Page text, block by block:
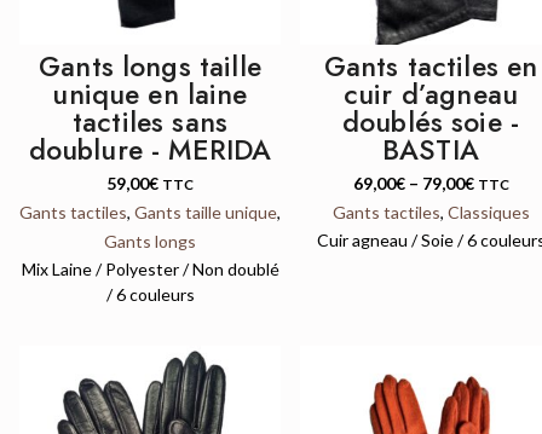
Gants longs taille
unique en laine
tactiles sans
doublure - MERIDA
59,00€ TTC
Gants tactiles, Gants taille unique,
Gants longs
Mix Laine / Polyester / Non doublé
/ 6 couleurs
Gants tactiles en
cuir d’agneau
doublés soie -
BASTIA
69,00€– 79,00€ TTC
Gants tactiles, Classiques
Cuir agneau / Soie / 6